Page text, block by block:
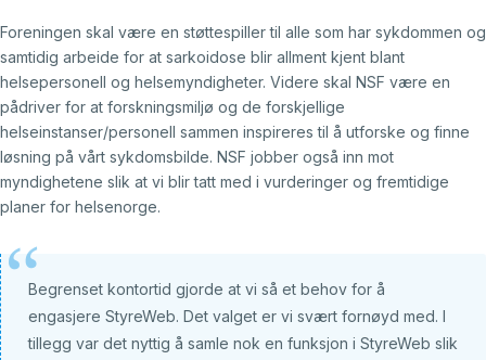
Foreningen skal være en støttespiller til alle som har sykdommen og
samtidig arbeide for at sarkoidose blir allment kjent blant
helsepersonell og helsemyndigheter. Videre skal NSF være en
pådriver for at forskningsmiljø og de forskjellige
helseinstanser/personell sammen inspireres til å utforske og finne
løsning på vårt sykdomsbilde. NSF jobber også inn mot
myndighetene slik at vi blir tatt med i vurderinger og fremtidige
planer for helsenorge.
Begrenset kontortid gjorde at vi så et behov for å
engasjere StyreWeb. Det valget er vi svært fornøyd med. I
tillegg var det nyttig å samle nok en funksjon i StyreWeb slik